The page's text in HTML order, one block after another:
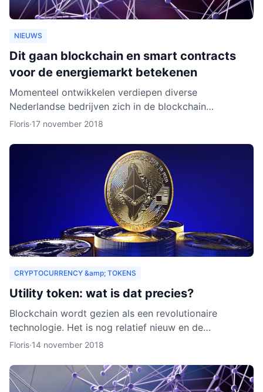
NIEUWS
Dit gaan blockchain en smart contracts
voor de energiemarkt betekenen
Momenteel ontwikkelen verdiepen diverse
Nederlandse bedrijven zich in de blockchain
technologie. Enkele daarvan, zoals BlockLab uit
Floris·17 november 2018
CRYPTOCURRENCY &amp; TOKENS
Utility token: wat is dat precies?
Blockchain wordt gezien als een revolutionaire
technologie. Het is nog relatief nieuw en de
verwachting is dat het zich de komende jaren verder
Floris·14 november 2018